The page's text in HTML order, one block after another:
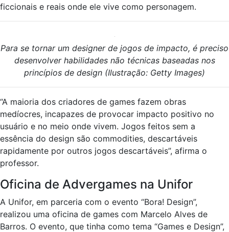
ficcionais e reais onde ele vive como personagem.
Para se tornar um designer de jogos de impacto, é preciso
desenvolver habilidades não técnicas baseadas nos
princípios de design (Ilustração: Getty Images)
“A maioria dos criadores de games fazem obras
medíocres, incapazes de provocar impacto positivo no
usuário e no meio onde vivem. Jogos feitos sem a
essência do design são commodities, descartáveis
rapidamente por outros jogos descartáveis”, afirma o
professor.
Oficina de Advergames na Unifor
A Unifor, em parceria com o evento “Bora! Design”,
realizou uma oficina de games com Marcelo Alves de
Barros. O evento, que tinha como tema “Games e Design”,